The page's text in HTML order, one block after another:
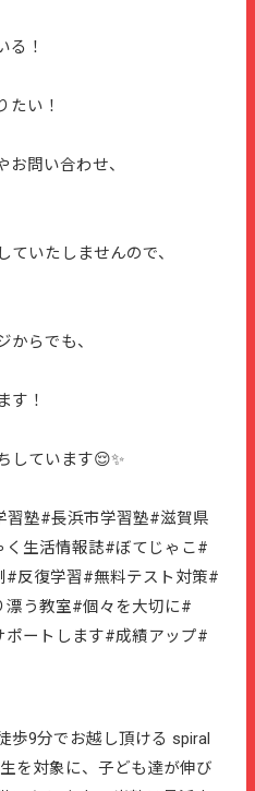
る！
たい！
お問い合わせ、
ていたしませんので、
からでも、
す！
しています😌✨
習塾#長浜市学習塾#滋賀県
生活情報誌#ぼてじゃこ#
#反復学習#無料テスト対策#
漂う教室#個々を大切に#
ートします#成績アップ#
歩9分でお越し頂ける spiral
を対象に、子ども達が伸び